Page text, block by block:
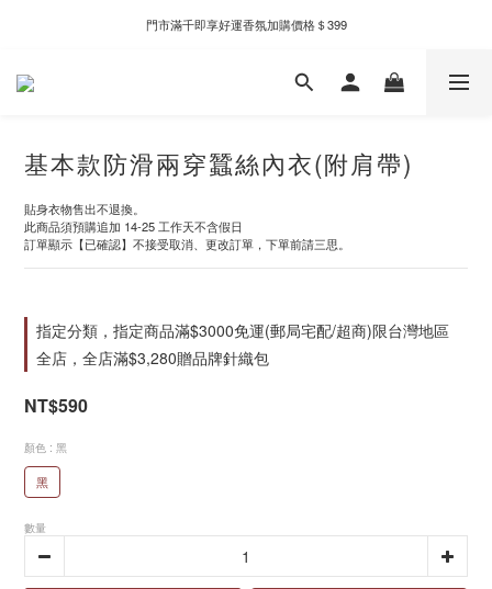
新自製款系列首批限時優惠｜單件95折，任兩件9折
門市滿千即享好運香氛加購價格＄399
新自製款系列首批限時優惠｜單件95折，任兩件9折
基本款防滑兩穿蠶絲內衣(附肩帶)
貼身衣物售出不退換。
此商品須預購追加 14-25 工作天不含假日
訂單顯示【已確認】不接受取消、更改訂單，下單前請三思。
指定分類，指定商品滿$3000免運(郵局宅配/超商)限台灣地區
全店，全店滿$3,280贈品牌針織包
NT$590
顏色 : 黑
黑
數量